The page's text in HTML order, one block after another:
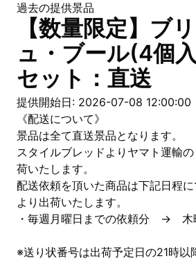
過去の提供景品
【数量限定】ブ
ュ・ブール(4個
セット：直送
提供開始日: 2026-07-08 12:00:00
《配送について》
景品は全て直送景品となります。
スタイルブレッドよりヤマト運輸
荷いたします。
配送依頼を頂いた商品は下記日程
より出荷いたします。
・毎週月曜日までの依頼分 → 木
※送り状番号は出荷予定日の21時以